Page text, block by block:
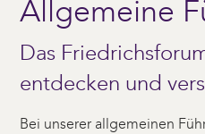
Allgemeine
Das
entdecken und
Bei unserer allgemeinen